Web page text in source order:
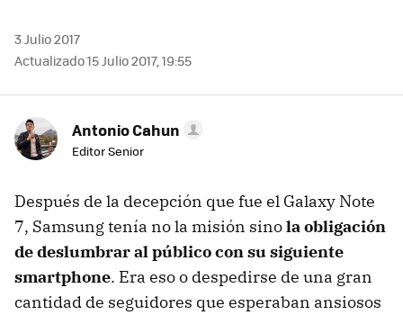
3 Julio 2017
Actualizado 15 Julio 2017, 19:55
Antonio Cahun
Editor Senior
Después de la decepción que fue el Galaxy Note
7, Samsung tenía no la misión sinola obligación
de deslumbrar al público con su siguiente
smartphone. Era eso o despedirse de una gran
cantidad de seguidores que esperaban ansiosos